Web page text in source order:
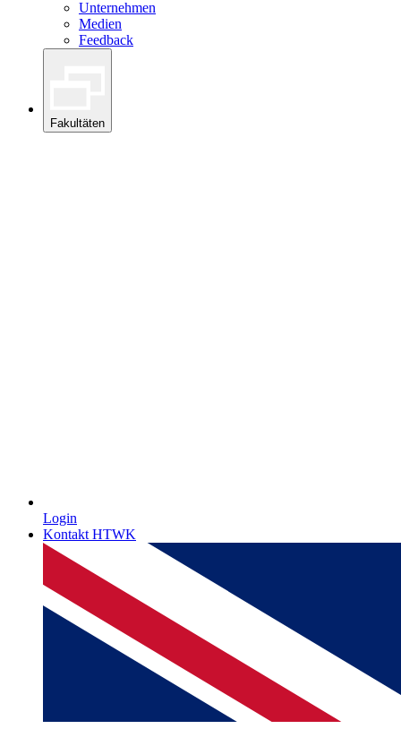
Unternehmen
Medien
Feedback
Fakultäten
Login
Kontakt HTWK